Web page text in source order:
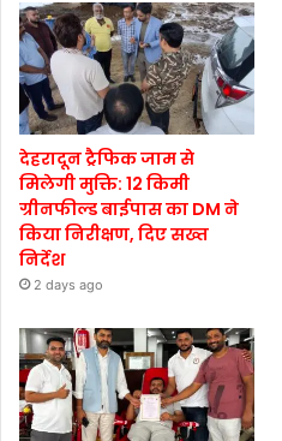
देहरादून ट्रैफिक जाम से
मिलेगी मुक्ति: 12 किमी
ग्रीनफील्ड बाईपास का DM ने
किया निरीक्षण, दिए सख्त
निर्देश
2 days ago